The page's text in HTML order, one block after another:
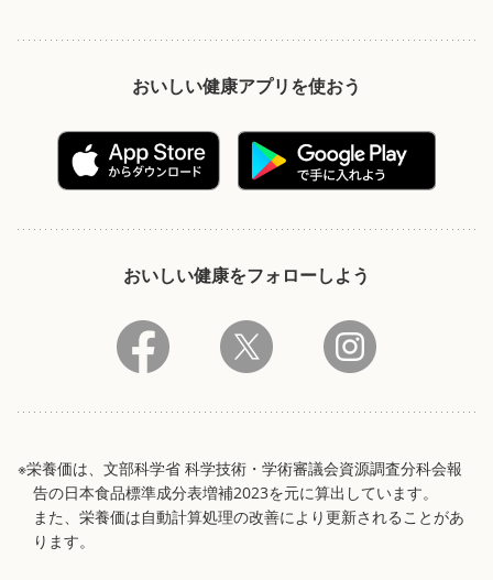
おいしい健康アプリを使おう
おいしい健康をフォローしよう
※栄養価は、文部科学省 科学技術・学術審議会資源調査分科会報
告の日本食品標準成分表増補2023を元に算出しています。
また、栄養価は自動計算処理の改善により更新されることがあ
ります。